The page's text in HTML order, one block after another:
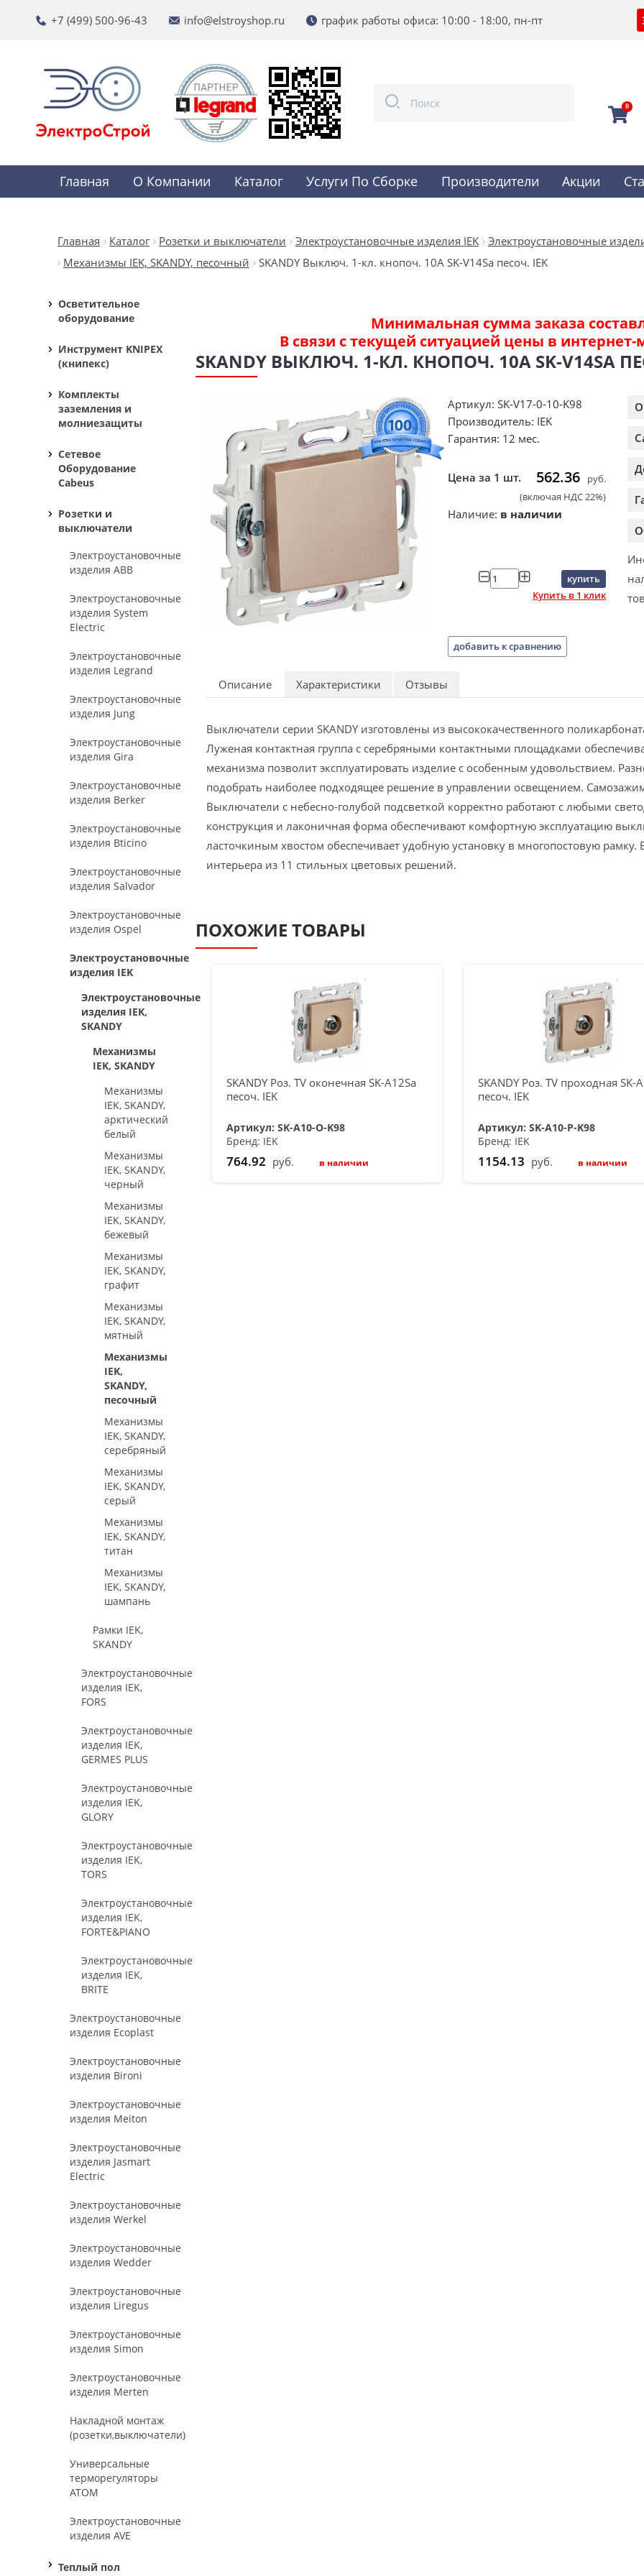
+7 (499) 500-96-43 info@elstroyshop.ru график работы офиса: 10:00 - 18:00, пн-пт
0
Главная О Компании Каталог Услуги По Сборке Производители Акции
Главная Каталог Розетки и выключатели Электроустановочные изделия IEK Электроустановочные
Механизмы IEK, SKANDY, песочный
SKANDY Выключ. 1-кл. кнопоч. 10А SK-V14Sa песоч. IEK
Осветительное
оборудование
Инструмент KNIPEX
(книпекс)
Комплекты
заземления и
молниезащиты
Сетевое
Оборудование
Cabeus
Розетки и
выключатели
Электроустановочные
изделия ABB
Электроустановочные
изделия System
Electric
Электроустановочные
изделия Legrand
Электроустановочные
изделия Jung
Электроустановочные
изделия Gira
Электроустановочные
изделия Berker
Электроустановочные
изделия Bticino
Электроустановочные
изделия Salvador
Электроустановочные
изделия Ospel
Электроустановочные
изделия IEK
Электроустановочные
изделия IEK,
SKANDY
Механизмы
IEK, SKANDY
Механизмы
IEK, SKANDY,
арктический
белый
Механизмы
IEK, SKANDY,
черный
Механизмы
IEK, SKANDY,
бежевый
Механизмы
IEK, SKANDY,
графит
Механизмы
IEK, SKANDY,
мятный
Механизмы
IEK,
SKANDY,
песочный
Механизмы
IEK, SKANDY,
серебряный
Механизмы
IEK, SKANDY,
серый
Механизмы
IEK, SKANDY,
титан
Механизмы
IEK, SKANDY,
шампань
Рамки IEK,
SKANDY
Электроустановочные
изделия IEK,
FORS
Электроустановочные
изделия IEK,
GERMES PLUS
Электроустановочные
изделия IEK,
GLORY
Электроустановочные
изделия IEK,
TORS
Электроустановочные
изделия IEK,
FORTE&PIANO
Электроустановочные
изделия IEK,
BRITE
Электроустановочные
изделия Ecoplast
Электроустановочные
изделия Bironi
Электроустановочные
изделия Meiton
Электроустановочные
изделия Jasmart
Electric
Электроустановочные
изделия Werkel
Электроустановочные
изделия Wedder
Электроустановочные
изделия Liregus
Электроустановочные
изделия Simon
Электроустановочные
изделия Merten
Накладной монтаж
(розетки,выключатели)
Универсальные
терморегуляторы
ATOM
Электроустановочные
изделия AVE
Теплый пол
Минимальная сумма заказа
В связи с текущей ситуацией цены в интернет-
SKANDY ВЫКЛЮЧ. 1-КЛ. КНОПОЧ. 10А SK-V14SA
Артикул: SK-V17-0-10-K98
Производитель: IEK
Гарантия: 12 мес.
Цена за 1 шт. 562.36
руб.
(включая НДС 22%)
Наличие: в наличии
купить
Купить в 1 клик
добавить к сравнению
Описание Характеристики Отзывы
Выключатели серии SKANDY изготовлены из высококачественного
Луженая контактная группа с серебряными контактными площадками
механизма позволит эксплуатировать изделие с особенным удовольствием.
подобрать наиболее подходящее решение в управлении освещением.
Выключатели с небесно-голубой подсветкой корректно работают с любыми
конструкция и лаконичная форма обеспечивают комфортную эксплуатацию
ласточкиным хвостом обеспечивает удобную установку в многопостовую
интерьера из 11 стильных цветовых решений.
ПОХОЖИЕ ТОВАРЫ
SKANDY Роз. TV оконечная SK-A12Sa
песоч. IEK
Артикул: SK-A10-O-K98
Бренд: IEK
764.92 руб. в наличии
SKANDY Роз. TV проходная SK-
песоч. IEK
Артикул: SK-A10-P-K98
Бренд: IEK
1154.13 руб. в наличии